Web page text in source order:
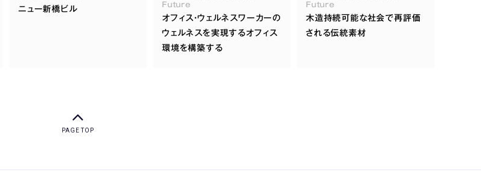
ニュー新橋ビル
Future
オフィス・ウェルネスワーカーの
ウェルネスを実現するオフィス
環境を構築する
Future
木造持続可能な社会で再評価
される伝統素材
PAGE TOP